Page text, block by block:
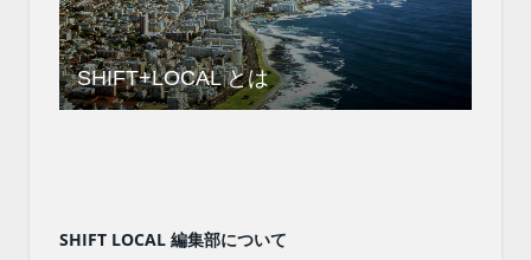
SHIFT+LOCAL とは
SHIFT LOCAL 編集部について